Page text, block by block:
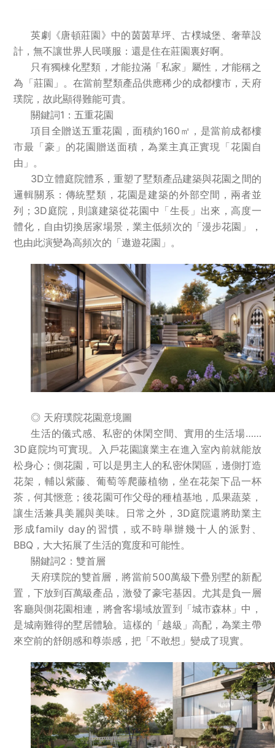
英劇《唐頓莊園》中的茵茵草坪、古樸城堡、奢華設
計，無不讓世界人民嘆服：還是住在莊園裏好啊。
只有獨棟化墅類，才能拉滿「私家」屬性，才能稱之
為「莊園」。在當前墅類產品供應稀少的成都樓市，天府
璞院，故此顯得難能可貴。
關鍵詞1：五重花園
項目全贈送五重花園，面積約160㎡，是當前成都樓
市最「豪」的花園贈送面積，為業主真正實現「花園自
由」。
3D立體庭院體系，重塑了墅類產品建築與花園之間的
邏輯關系：傳統墅類，花園是建築的外部空間，兩者並
列；3D庭院，則讓建築從花園中「生長」出來，高度一
體化，自由切換居家場景，業主低頻次的「漫步花園」，
也由此演變為高頻次的「遨遊花園」。
◎ 天府璞院花園意境圖
生活的儀式感、私密的休閑空間、實用的生活場……
3D庭院均可實現。入戶花園讓業主在進入室內前就能放
松身心；側花園，可以是男主人的私密休閑區，邊側打造
花架，輔以紫藤、葡萄等爬藤植物，坐在花架下品一杯
茶，何其愜意；後花園可作父母的種植基地，瓜果蔬菜，
讓生活兼具美麗與美味。日常之外，3D庭院還將助業主
形成family day的習慣，或不時舉辦幾十人的派對、
BBQ，大大拓展了生活的寬度和可能性。
關鍵詞2：雙首層
天府璞院的雙首層，將當前500萬級下疊別墅的新配
置，下放到百萬級產品，激發了豪宅基因。尤其是負一層
客廳與側花園相連，將會客場域放置到「城市森林」中，
是城南難得的墅居體驗。這樣的「越級」高配，為業主帶
來空前的舒朗感和尊崇感，把「不敢想」變成了現實。